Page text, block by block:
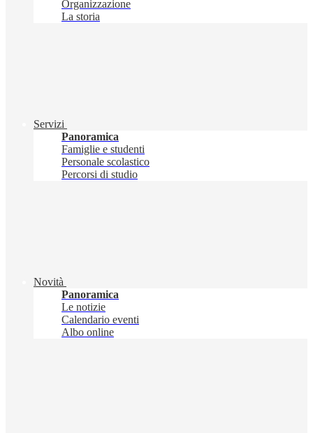
Organizzazione
La storia
Servizi
Panoramica
Famiglie e studenti
Personale scolastico
Percorsi di studio
Novità
Panoramica
Le notizie
Calendario eventi
Albo online